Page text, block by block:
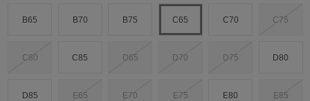
B65 B70 B75 C65 C70 C75
C80 C85 D65 D70 D75 D80
D85 E65 E70 E75 E80 E85